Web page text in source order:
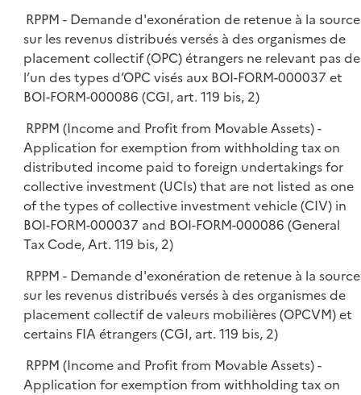
e
r
l
i
e
r
p
l
i
e
r
RPPM - Demande d'exonération de retenue à la source
sur les revenus distribués versés à des organismes de
placement collectif (OPC) étrangers ne relevant pas de
l’un des types d’OPC visés aux BOI-FORM-000037 et
BOI-FORM-000086 (CGI, art. 119 bis, 2)
RPPM (Income and Profit from Movable Assets) -
Application for exemption from withholding tax on
distributed income paid to foreign undertakings for
collective investment (UCIs) that are not listed as one
of the types of collective investment vehicle (CIV) in
BOI-FORM-000037 and BOI-FORM-000086 (General
Tax Code, Art. 119 bis, 2)
RPPM - Demande d'exonération de retenue à la source
sur les revenus distribués versés à des organismes de
placement collectif de valeurs mobilières (OPCVM) et
certains FIA étrangers (CGI, art. 119 bis, 2)
RPPM (Income and Profit from Movable Assets) -
Application for exemption from withholding tax on